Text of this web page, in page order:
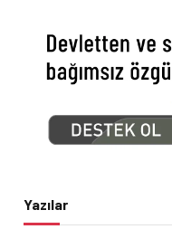
Yazılar